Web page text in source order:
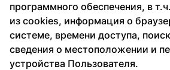
программного обеспечения, в
из cookies, информация о
системе, времени доступа,
сведения о местоположении и
устройства Пользователя.